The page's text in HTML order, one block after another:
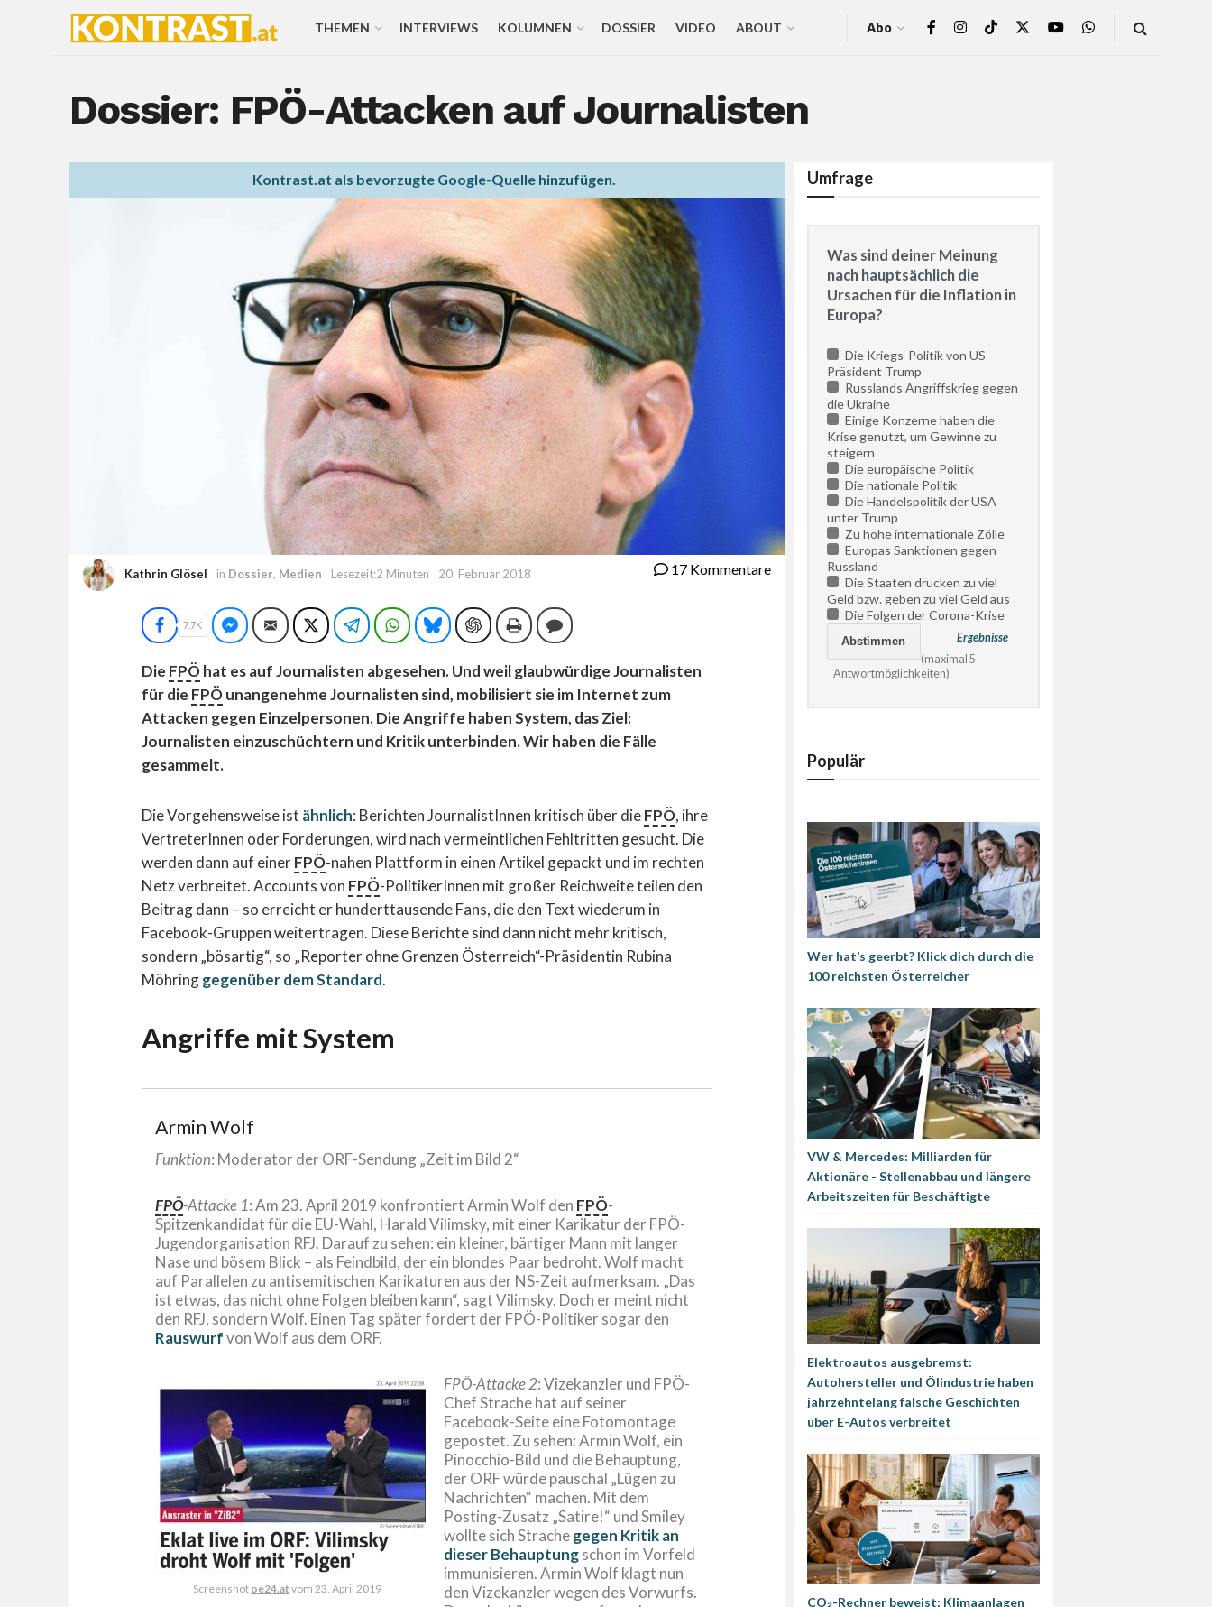
THEMEN INTERVIEWS KOLUMNEN DOSSIER VIDEO ABOUT Abo
Dossier: FPÖ-Attacken auf Journalisten
Kontrast.at als bevorzugte Google-Quelle hinzufügen.
Kathrin Glösel in Dossier, Medien Lesezeit:2 Minuten 20. Februar 2018 17 Kommentare
Facebook
7.7K Facebook Messenger
E-Mail TwitterTelegramWhatsAppBlueskyChatGPTDruckenKommentieren
Die FPÖhat es auf Journalisten abgesehen. Und weil glaubwürdige Journalisten
für die FPÖunangenehme Journalisten sind, mobilisiert sie im Internet zum
Attacken gegen Einzelpersonen. Die Angriffe haben System, das Ziel:
Journalisten einzuschüchtern und Kritik unterbinden. Wir haben die Fälle
gesammelt.
Die Vorgehensweise ist ähnlich: Berichten JournalistInnen kritisch über dieFPÖ, ihre
VertreterInnen oder Forderungen, wird nach vermeintlichen Fehltritten gesucht. Die
werden dann auf einerFPÖ-nahen Plattform in einen Artikel gepackt und im rechten
Netz verbreitet. Accounts von FPÖ-PolitikerInnen mit großer Reichweite teilen den
Beitrag dann – so erreicht er hunderttausende Fans, die den Text wiederum in
Facebook-Gruppen weitertragen. Diese Berichte sind dann nicht mehr kritisch,
sondern „bösartig“, so „Reporter ohne Grenzen Österreich“-Präsidentin Rubina
Möhringgegenüber dem Standard.
Angriffe mit System
Armin Wolf
Funktion: Moderator der ORF-Sendung „Zeit im Bild 2“
FPÖ-Attacke 1: Am 23. April 2019 konfrontiert Armin Wolf den FPÖ-
Spitzenkandidat für die EU-Wahl, Harald Vilimsky, mit einer Karikatur der FPÖ-
Jugendorganisation RFJ. Darauf zu sehen: ein kleiner, bärtiger Mann mit langer
Nase und bösem Blick – als Feindbild, der ein blondes Paar bedroht. Wolf macht
auf Parallelen zu antisemitischen Karikaturen aus der NS-Zeit aufmerksam. „Das
ist etwas, das nicht ohne Folgen bleiben kann“, sagt Vilimsky. Doch er meint nicht
den RFJ, sondern Wolf. Einen Tag später fordert der FPÖ-Politiker sogar den
Rauswurfvon Wolf aus dem ORF.
Screenshot oe24.at vom 23. April 2019
FPÖ-Attacke 2: Vizekanzler und FPÖ-
Chef Strache hat auf seiner
Facebook-Seite eine Fotomontage
gepostet. Zu sehen: Armin Wolf, ein
Pinocchio-Bild und die Behauptung,
der ORF würde pauschal „Lügen zu
Nachrichten“ machen. Mit dem
Posting-Zusatz „Satire!“ und Smiley
wollte sich Strachegegen Kritik an
dieser Behauptungschon im Vorfeld
immunisieren. Armin Wolf klagt nun
den Vizekanzler wegen des Vorwurfs.
Umfrage
Was sind deiner Meinung
nach hauptsächlich die
Ursachen für die Inflation in
Europa?
Die Kriegs-Politik von US-
Präsident Trump
Russlands Angriffskrieg gegen
die Ukraine
Einige Konzerne haben die
Krise genutzt, um Gewinne zu
steigern
Die europäische Politik
Die nationale Politik
Die Handelspolitik der USA
unter Trump
Zu hohe internationale Zölle
Europas Sanktionen gegen
Russland
Die Staaten drucken zu viel
Geld bzw. geben zu viel Geld aus
Die Folgen der Corona-Krise
Ergebnisse
(maximal 5
Antwortmöglichkeiten)
Populär
Wer hat’s geerbt? Klick dich durch die
100 reichsten Österreicher
VW & Mercedes: Milliarden für
Aktionäre - Stellenabbau und längere
Arbeitszeiten für Beschäftigte
Elektroautos ausgebremst:
Autohersteller und Ölindustrie haben
jahrzehntelang falsche Geschichten
über E-Autos verbreitet
CO₂-Rechner beweist: Klimaanlagen